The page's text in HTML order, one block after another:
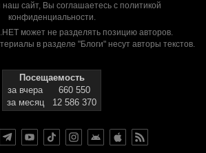
наш сайт, Вы соглашаетесь с политикой
конфиденциальности.
может не разделять позицию авторов.
в разделе "Блоги" несут авторы текстов.
Посещаемость
за вчера
660 550
за месяц
12 586 370